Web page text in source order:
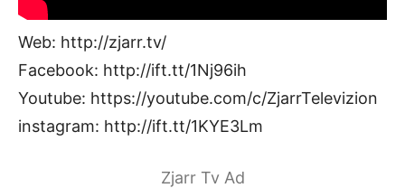
Web: http://zjarr.tv/
Facebook: http://ift.tt/1Nj96ih
Youtube: https://youtube.com/c/ZjarrTelevizion
instagram: http://ift.tt/1KYE3Lm
Zjarr Tv Ad